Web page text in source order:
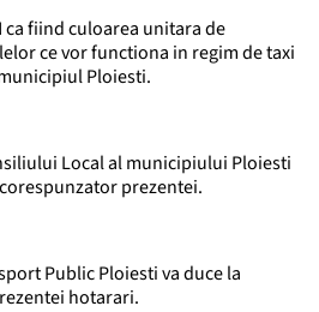
ca fiind culoarea unitara de
ce vor functiona in regim de taxi
Ploiesti.
Local al municipiului Ploiesti
prezentei.
Public Ploiesti va duce la
hotarari.